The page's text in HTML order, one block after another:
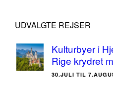
UDVALGTE REJSER
Kulturbyer i
Rige krydret
30.JULI TIL